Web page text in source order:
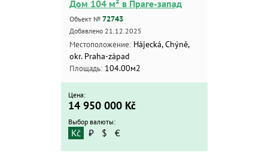
Дом 104 м² в Праге-запад
Объект № 72743
Добавлено 21.12.2025
Местоположение:Hájecká, Chýně,
okr. Praha-západ
Площадь:104.00м2
Цена:
14 950 000 Kč
Выбор валюты:
Kč ₽ $ €